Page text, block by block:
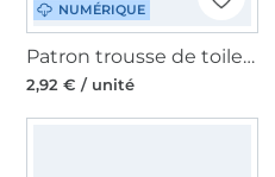
NUMÉRIQUE
Patron trousse de toilette / de maquillage pdf Boxy Quilt Make it yours, en français
2,92 € / unité